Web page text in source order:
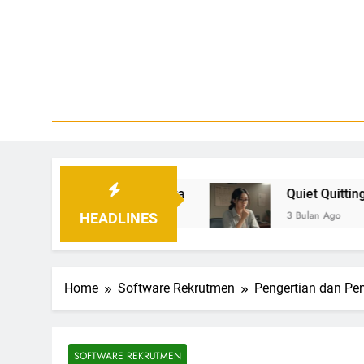
HEADLINES
Quiet Quitting: Fenomena,
3 Bulan Ago
Home Software Rekrutmen Pengertian dan
SOFTWARE REKRUTMEN